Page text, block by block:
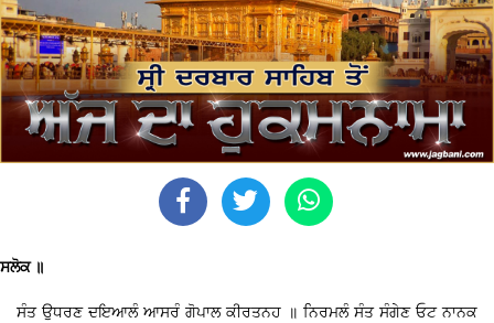
ਸਲੋਕ ॥
ਸੰਤ ਉਧਰਣ ਦਇਆਲੰ ਆਸਰੰ ਗੋਪਾਲ ਕੀਰਤਨਹ ॥ ਨਿਰਮਲੰ ਸੰਤ ਸੰਗੇਣ ਓਟ ਨਾਨਕ